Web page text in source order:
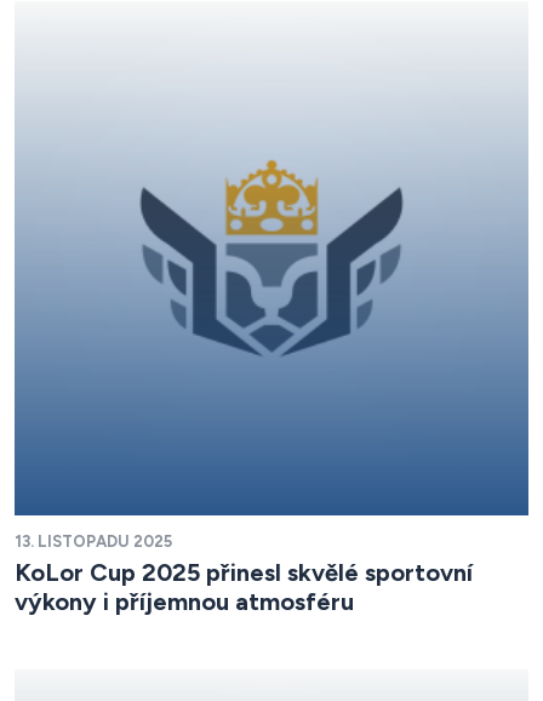
13. LISTOPADU 2025
KoLor Cup 2025 přinesl skvělé sportovní
výkony i příjemnou atmosféru